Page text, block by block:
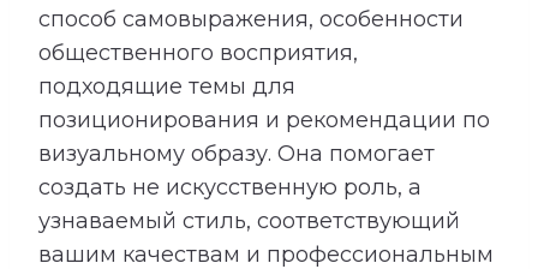
способ самовыражения, особенности
общественного восприятия,
подходящие темы для
позиционирования и рекомендации по
визуальному образу. Она помогает
создать не искусственную роль, а
узнаваемый стиль, соответствующий
вашим качествам и профессиональным